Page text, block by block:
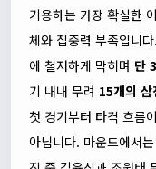
기용하는 가장 확실한
체와 집중력 부족입니
에 철저하게 막히며 단
기 내내 무려 15개의
첫 경기부터 타격 흐름
아닙니다. 마운드에서